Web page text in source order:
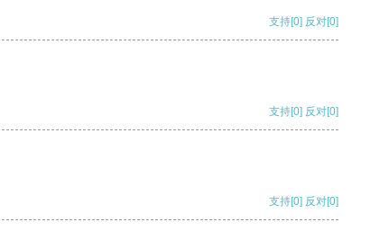
支持[0] 反对[0]
支持[0] 反对[0]
支持[0] 反对[0]